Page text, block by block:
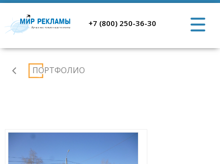
+7 (800) 250-36-30
РекламаПОРТФОЛИО